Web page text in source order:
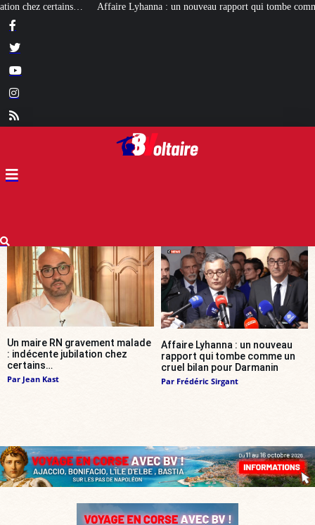
: un nouveau rapport qui tombe comme un cruel bilan pour Darmanin
Un maire RN gravement malade
: indécente jubilation chez
certains…
Par Jean Kast
Affaire Lyhanna : un nouveau
rapport qui tombe comme un
cruel bilan pour Darmanin
Par Frédéric Sirgant